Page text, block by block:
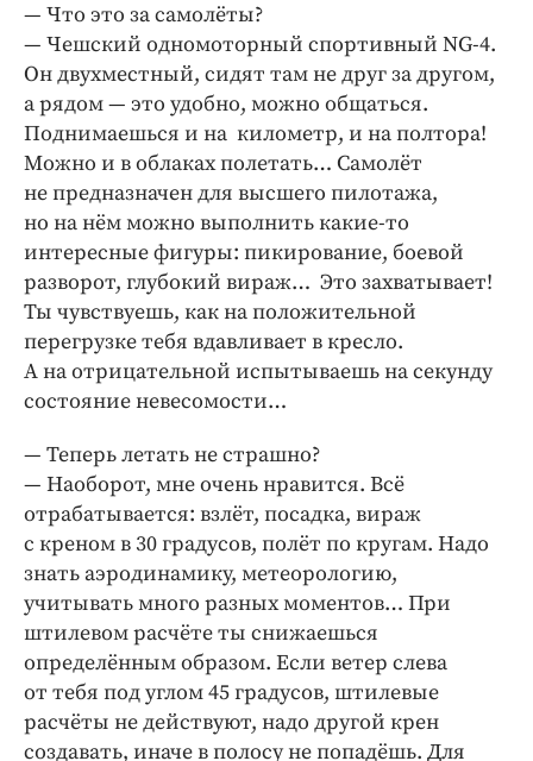
— Что это за самолёты?
— Чешский одномоторный спортивный NG‑4.
Он двухместный, сидят там не друг за другом,
а рядом — это удобно, можно общаться.
Поднимаешься и на километр, и на полтора!
Можно и в облаках полетать… Самолёт
не предназначен для высшего пилотажа,
но на нём можно выполнить какие-то
интересные фигуры: пикирование, боевой
разворот, глубокий вираж… Это захватывает!
Ты чувствуешь, как на положительной
перегрузке тебя вдавливает в кресло.
А на отрицательной испытываешь на секунду
состояние невесомости…
— Теперь летать не страшно?
— Наоборот, мне очень нравится. Всё
отрабатывается: взлёт, посадка, вираж
с креном в 30 градусов, полёт по кругам. Надо
знать аэродинамику, метеорологию,
учитывать много разных моментов… При
штилевом расчёте ты снижаешься
определённым образом. Если ветер слева
от тебя под углом 45 градусов, штилевые
расчёты не действуют, надо другой крен
создавать, иначе в полосу не попадёшь. Для